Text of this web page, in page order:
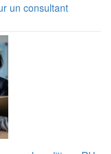
un consultant